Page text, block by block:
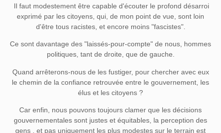
Il faut modestement être capable d'écouter le profond désarroi
exprimé par les citoyens, qui, de mon point de vue, sont loin
d'être tous racistes, et encore moins "fascistes".
Ce sont davantage des "laissés-pour-compte" de nous, hommes
politiques, tant de droite, que de gauche.
Quand arrêterons-nous de les fustiger, pour chercher avec eux
le chemin de la confiance retrouvée entre le gouvernement, les
élus et les citoyens ?
Car enfin, nous pouvons toujours clamer que les décisions
gouvernementales sont justes et équitables, la perception des
gens , et pas uniquement les plus modestes sur le terrain est